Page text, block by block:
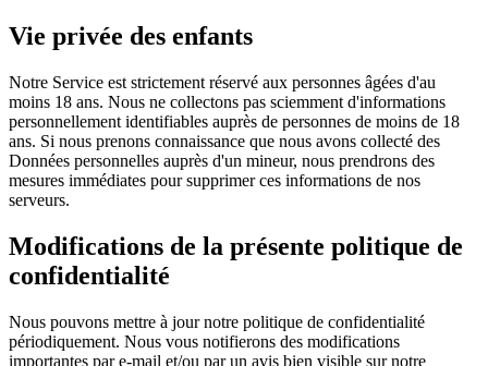
Vie privée des enfants
Notre Service est strictement réservé aux personnes âgées d'au
moins 18 ans. Nous ne collectons pas sciemment d'informations
personnellement identifiables auprès de personnes de moins de 18
ans. Si nous prenons connaissance que nous avons collecté des
Données personnelles auprès d'un mineur, nous prendrons des
mesures immédiates pour supprimer ces informations de nos
serveurs.
Modifications de la présente politique de
confidentialité
Nous pouvons mettre à jour notre politique de confidentialité
périodiquement. Nous vous notifierons des modifications
importantes par e-mail et/ou par un avis bien visible sur notre